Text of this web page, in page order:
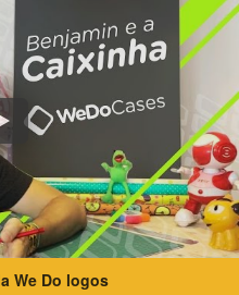
We Do logos